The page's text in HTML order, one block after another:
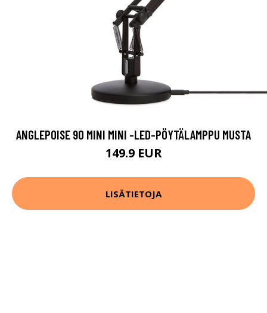
ANGLEPOISE 90 MINI MINI -LED-PÖYTÄLAMPPU MUSTA
149.9 EUR
LISÄTIETOJA